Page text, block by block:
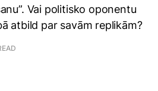
Vai politisko oponentu
atbild par savām replikām?